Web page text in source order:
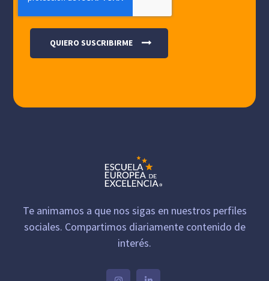
Te animamos a que nos sigas en nuestros perfiles
sociales. Compartimos diariamente contenido de
interés.